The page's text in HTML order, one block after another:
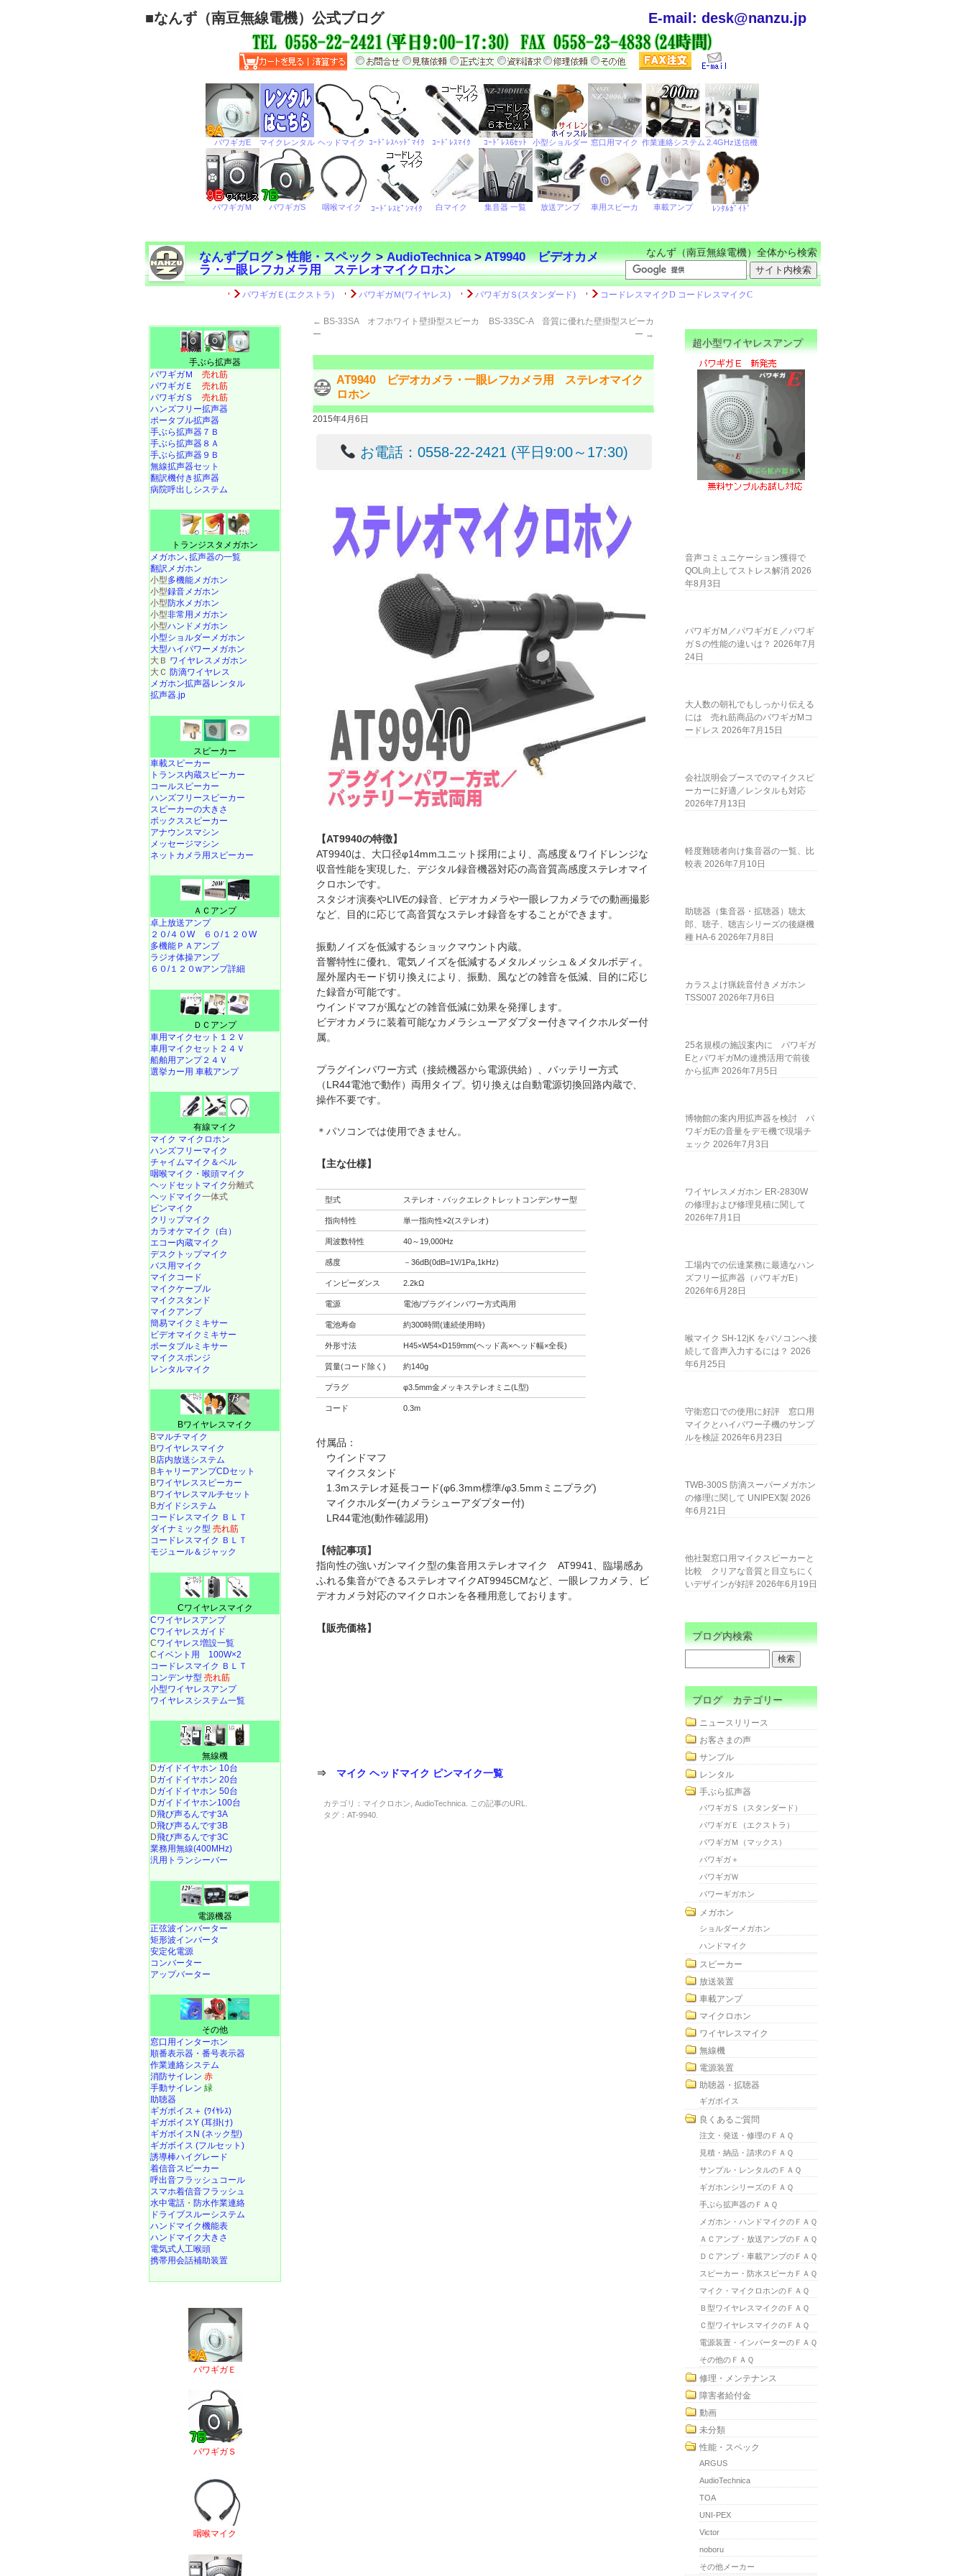
■なんず（南豆無線電機）公式ブログ E-mail: desk@nanzu.jp
なんずブログ>性能・スペック>AudioTechnica>AT9940 ビデオカメ
ラ・一眼レフカメラ用 ステレオマイクロホン
なんず（南豆無線電機）全体から検索
← BS-33SA オフホワイト壁掛型スピーカ
ー
BS-33SC-A 音質に優れた壁掛型スピーカ
ー →
AT9940 ビデオカメラ・一眼レフカメラ用 ステレオマイク
ロホン
2015年4月6日
お電話：0558-22-2421 (平日9:00～17:30)
【AT9940の特徴】
AT9940は、大口径φ14mmユニット採用により、高感度＆ワイドレンジな
収音性能を実現した、デジタル録音機器対応の高音質高感度ステレオマイ
クロホンです。
スタジオ演奏やLIVEの録音、ビデオカメラや一眼レフカメラでの動画撮影
など、目的に応じて高音質なステレオ録音をすることができます。
振動ノイズを低減するショックマウント内蔵。
音響特性に優れ、電気ノイズを低減するメタルメッシュ＆メタルボディ。
屋外屋内モード切り換えにより、振動、風などの雑音を低減、目的に応じ
た録音が可能です。
ウインドマフが風などの雑音低減に効果を発揮します。
ビデオカメラに装着可能なカメラシューアダプター付きマイクホルダー付
属。
プラグインパワー方式（接続機器から電源供給）、バッテリー方式
（LR44電池で動作）両用タイプ。切り換えは自動電源切換回路内蔵で、
操作不要です。
＊パソコンでは使用できません。
【主な仕様】
型式 ステレオ・バックエレクトレットコンデンサー型
指向特性 単一指向性×2(ステレオ)
周波数特性 40～19,000Hz
感度 －36dB(0dB=1V/1Pa,1kHz)
インピーダンス 2.2kΩ
電源 電池/プラグインパワー方式両用
電池寿命 約300時間(連続使用時)
外形寸法 H45×W54×D159mm(ヘッド高×ヘッド幅×全長)
質量(コード除く) 約140g
プラグ φ3.5mm金メッキステレオミニ(L型)
コード 0.3m
付属品：
ウインドマフ
マイクスタンド
1.3mステレオ延長コード(φ6.3mm標準/φ3.5mmミニプラグ)
マイクホルダー(カメラシューアダプター付)
LR44電池(動作確認用)
【特記事項】
指向性の強いガンマイク型の集音用ステレオマイク AT9941、臨場感あ
ふれる集音ができるステレオマイクAT9945CMなど、一眼レフカメラ、ビ
デオカメラ対応のマイクロホンを各種用意しております。
【販売価格】
⇒ マイク ヘッドマイク ピンマイク一覧
カテゴリ： マイクロホン,AudioTechnica. この記事のURL.
タグ：AT-9940.
手ぶら拡声器
パワギガＭ 売れ筋
パワギガＥ 売れ筋
パワギガＳ 売れ筋
ハンズフリー拡声器
ポータブル拡声器
手ぶら拡声器７Ｂ
手ぶら拡声器８Ａ
手ぶら拡声器９Ｂ
無線拡声器セット
翻訳機付き拡声器
病院呼出しシステム
トランジスタメガホン
メガホン､拡声器の一覧
翻訳メガホン
小型多機能メガホン
小型録音メガホン
小型防水メガホン
小型非常用メガホン
小型ハンドメガホン
小型ショルダーメガホン
大型ハイパワーメガホン
大Ｂ ワイヤレスメガホン
大Ｃ 防滴ワイヤレス
メガホン拡声器レンタル
拡声器.jp
スピーカー
車載スピーカー
トランス内蔵スピーカー
コールスピーカー
ハンズフリースピーカー
スピーカーの大きさ
ボックススピーカー
アナウンスマシン
メッセージマシン
ネットカメラ用スピーカー
ＡＣアンプ
卓上放送アンプ
２０/４０W
６０/１２０W
多機能ＰＡアンプ
ラジオ体操アンプ
６０/１２０wアンプ詳細
ＤＣアンプ
車用マイクセット１２Ｖ
車用マイクセット２４Ｖ
船舶用アンプ２４Ｖ
選挙カー用 車載アンプ
有線マイク
マイク マイクロホン
ハンズフリーマイク
チャイムマイク＆ベル
咽喉マイク・喉頭マイク
ヘッドセットマイク分離式
ヘッドマイク一体式
ピンマイク
クリップマイク
カラオケマイク（白）
エコー内蔵マイク
デスクトップマイク
バス用マイク
マイクコード
マイクケーブル
マイクスタンド
マイクアンプ
簡易マイクミキサー
ビデオマイクミキサー
ポータブルミキサー
マイクスポンジ
レンタルマイク
Bワイヤレスマイク
Bマルチマイク
Bワイヤレスマイク
B店内放送システム
BキャリーアンプCDセット
Bワイヤレススピーカー
Bワイヤレスマルチセット
Bガイドシステム
コードレスマイク ＢＬＴ
ダイナミック型 売れ筋
コードレスマイク ＢＬＴ
モジュール＆ジャック
Cワイヤレスマイク
Cワイヤレスアンプ
Cワイヤレスガイド
Cワイヤレス増設一覧
Cイベント用 100W×2
コードレスマイク ＢＬＴ
コンデンサ型 売れ筋
小型ワイヤレスアンプ
ワイヤレスシステム一覧
無線機
Dガイドイヤホン 10台
Dガイドイヤホン 20台
Dガイドイヤホン 50台
Dガイドイヤホン100台
D飛び声るんです3A
D飛び声るんです3B
D飛び声るんです3C
業務用無線(400MHz)
汎用トランシーバー
電源機器
正弦波インバーター
矩形波インバータ
安定化電源
コンバーター
アップバーター
その他
窓口用インターホン
順番表示器・番号表示器
作業連絡システム
消防サイレン 赤
手動サイレン 緑
助聴器
ギガボイス＋ (ﾜｲﾔﾚｽ)
ギガボイスY (耳掛け)
ギガボイスN (ネック型)
ギガボイス (フルセット)
誘導棒ハイグレード
着信音スピーカー
呼出音フラッシュコール
スマホ着信音フラッシュ
水中電話 ・ 防水作業連絡
ドライブスルーシステム
ハンドマイク機能表
ハンドマイク大きさ
電気式人工喉頭
携帯用会話補助装置
パワギガＥ
パワギガＳ
咽喉マイク
超小型ワイヤレスアンプ
音声コミュニケーション獲得で
QOL向上してストレス解消 2026
年8月3日
パワギガＭ／パワギガＥ／パワギ
ガＳの性能の違いは？ 2026年7月
24日
大人数の朝礼でもしっかり伝える
には 売れ筋商品のパワギガMコ
ードレス 2026年7月15日
会社説明会ブースでのマイクスピ
ーカーに好適／レンタルも対応
2026年7月13日
軽度難聴者向け集音器の一覧、比
較表 2026年7月10日
助聴器（集音器・拡聴器）聴太
郎、聴子、聴吉シリーズの後継機
種 HA-6 2026年7月8日
カラスよけ猟銃音付きメガホン
TSS007 2026年7月6日
25名規模の施設案内に パワギガ
EとパワギガMの連携活用で前後
から拡声 2026年7月5日
博物館の案内用拡声器を検討 パ
ワギガEの音量をデモ機で現場チ
ェック 2026年7月3日
ワイヤレスメガホン ER-2830W
の修理および修理見積に関して
2026年7月1日
工場内での伝達業務に最適なハン
ズフリー拡声器（パワギガE）
2026年6月28日
喉マイク SH-12jK をパソコンへ接
続して音声入力するには？ 2026
年6月25日
守衛窓口での使用に好評 窓口用
マイクとハイパワー子機のサンプ
ルを検証 2026年6月23日
TWB-300S 防滴スーパーメガホン
の修理に関して UNIPEX製 2026
年6月21日
他社製窓口用マイクスピーカーと
比較 クリアな音質と目立ちにく
いデザインが好評 2026年6月19日
ブログ内検索
ブログ カテゴリー
ニュースリリース
お客さまの声
サンプル
レンタル
手ぶら拡声器
パワギガＳ（スタンダード）
パワギガＥ（エクストラ）
パワギガＭ（マックス）
パワギガ＋
パワギガＷ
パワーギガホン
メガホン
ショルダーメガホン
ハンドマイク
スピーカー
放送装置
車載アンプ
マイクロホン
ワイヤレスマイク
無線機
電源装置
助聴器・拡聴器
ギガボイス
良くあるご質問
注文・発送・修理のＦＡＱ
見積・納品・請求のＦＡＱ
サンプル・レンタルのＦＡＱ
ギガホンシリーズのＦＡＱ
手ぶら拡声器のＦＡＱ
メガホン・ハンドマイクのＦＡＱ
ＡＣアンプ・放送アンプのＦＡＱ
ＤＣアンプ・車載アンプのＦＡＱ
スピーカー・防水スピーカＦＡＱ
マイク・マイクロホンのＦＡＱ
Ｂ型ワイヤレスマイクのＦＡＱ
Ｃ型ワイヤレスマイクのＦＡＱ
電源装置・インバーターのＦＡＱ
その他のＦＡＱ
修理・メンテナンス
障害者給付金
動画
未分類
性能・スペック
ARGUS
AudioTechnica
TOA
UNI-PEX
Victor
noboru
その他メーカー